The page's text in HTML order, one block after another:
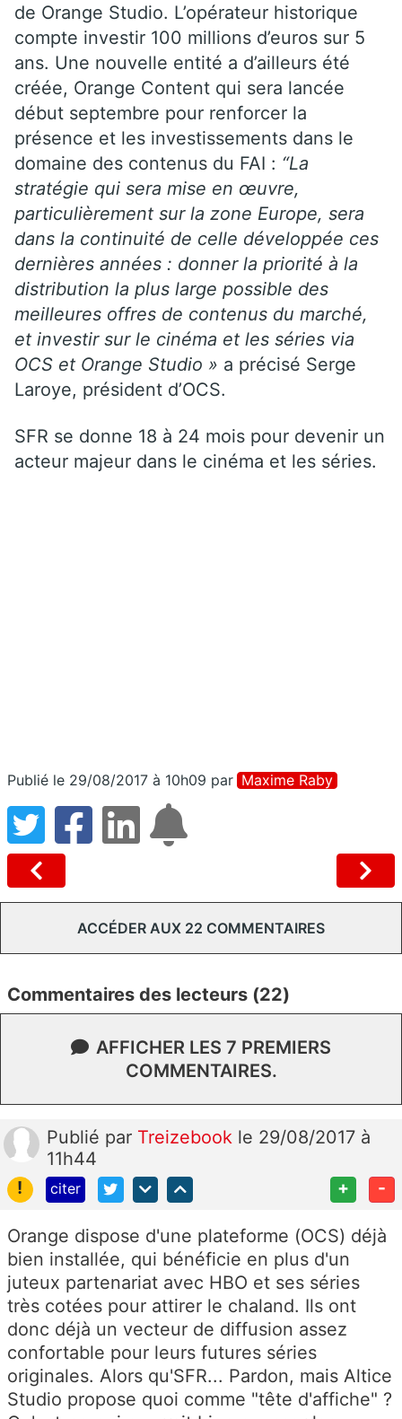
de Orange Studio. L’opérateur historique
compte investir 100 millions d’euros sur 5
ans. Une nouvelle entité a d’ailleurs été
créée, Orange Content qui sera lancée
début septembre pour renforcer la
présence et les investissements dans le
domaine des contenus du FAI : “La
stratégie qui sera mise en œuvre,
particulièrement sur la zone Europe, sera
dans la continuité de celle développée ces
dernières années : donner la priorité à la
distribution la plus large possible des
meilleures offres de contenus du marché,
et investir sur le cinéma et les séries via
OCS et Orange Studio » a précisé Serge
Laroye, président d’OCS.
SFR se donne 18 à 24 mois pour devenir un
acteur majeur dans le cinéma et les séries.
Publié le 29/08/2017 à 10h09 par Maxime Raby
ACCÉDER AUX 22 COMMENTAIRES
Commentaires des lecteurs (22)
AFFICHER LES 7 PREMIERS
COMMENTAIRES.
Publié par Treizebook le 29/08/2017 à
11h44
!
citer + -
Orange dispose d'une plateforme (OCS) déjà
bien installée, qui bénéficie en plus d'un
juteux partenariat avec HBO et ses séries
très cotées pour attirer le chaland. Ils ont
donc déjà un vecteur de diffusion assez
confortable pour leurs futures séries
originales. Alors qu'SFR... Pardon, mais Altice
Studio propose quoi comme "tête d'affiche" ?